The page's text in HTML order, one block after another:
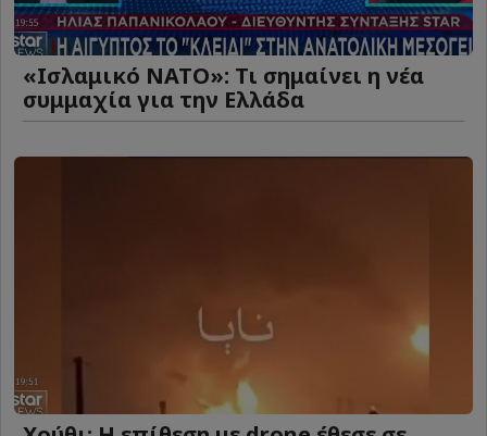
«Ισλαμικό ΝΑΤΟ»: Τι σημαίνει η νέα
συμμαχία για την Ελλάδα